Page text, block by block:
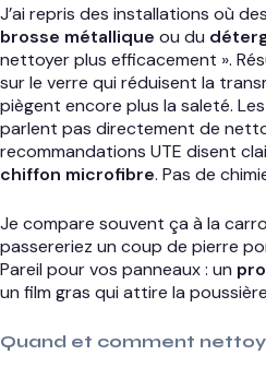
J’ai repris des installations où
brosse métallique ou du
nettoyer plus efficacement ».
sur le verre qui réduisent la
piègent encore plus la saleté.
parlent pas directement de
recommandations UTE disent
chiffon microfibre. Pas de
Je compare souvent ça à la
passereriez un coup de pierre
Pareil pour vos panneaux : un
un film gras qui attire la
Quand et comment